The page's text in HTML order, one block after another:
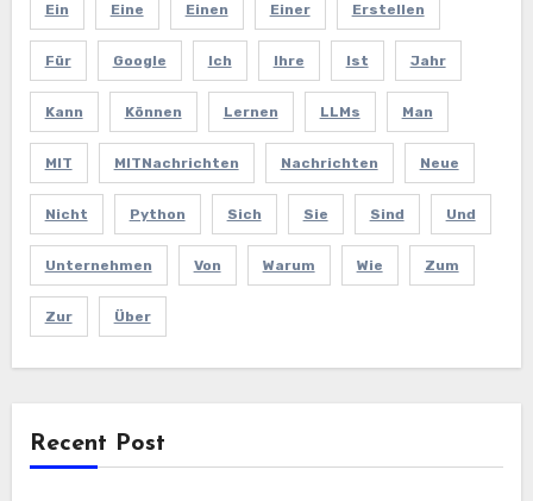
Ein Eine Einen Einer Erstellen
Für Google Ich Ihre Ist Jahr
Kann Können Lernen LLMs Man
MIT MITNachrichten Nachrichten Neue
Nicht Python Sich Sie Sind Und
Unternehmen Von Warum Wie Zum
Zur Über
Recent Post